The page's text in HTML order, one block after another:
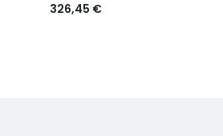
326,45 €